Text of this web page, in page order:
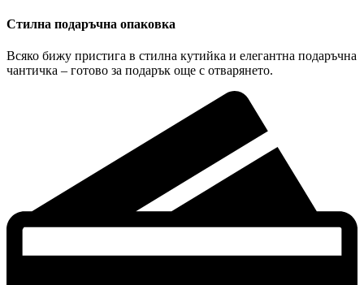
Стилна подаръчна опаковка
Всяко бижу пристига в стилна кутийка и елегантна подаръчна
чантичка – готово за подарък още с отварянето.